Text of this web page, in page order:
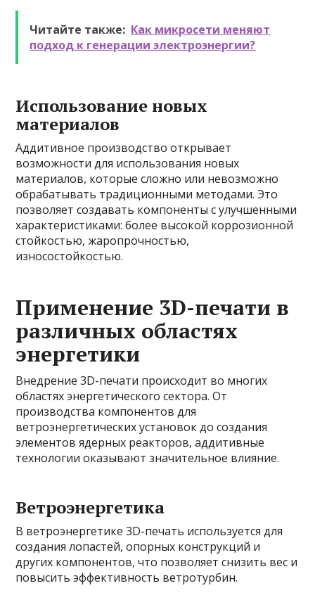
Читайте также: Как микросети меняют
подход к генерации электроэнергии?
Использование новых
материалов
Аддитивное производство открывает
возможности для использования новых
материалов, которые сложно или невозможно
обрабатывать традиционными методами. Это
позволяет создавать компоненты с улучшенными
характеристиками: более высокой коррозионной
стойкостью, жаропрочностью,
износостойкостью.
Применение 3D-печати в
различных областях
энергетики
Внедрение 3D-печати происходит во многих
областях энергетического сектора. От
производства компонентов для
ветроэнергетических установок до создания
элементов ядерных реакторов, аддитивные
технологии оказывают значительное влияние.
Ветроэнергетика
В ветроэнергетике 3D-печать используется для
создания лопастей, опорных конструкций и
других компонентов, что позволяет снизить вес и
повысить эффективность ветротурбин.